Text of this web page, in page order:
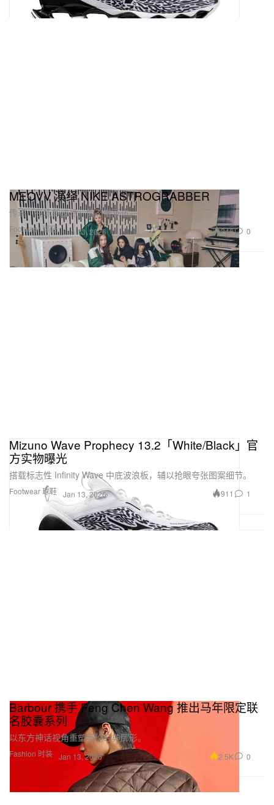
Footwear 球鞋
MEOVV 演绎 NIKE ASTROGRABBER
传递「在场即控场」的态度表达。
Jan 13, 2026 246 0
Footwear 球鞋
Mizuno Wave Prophecy 13.2「White/Black」官
方实物曝光
搭载标志性 Infinity Wave 中底波浪板，辅以抢眼夸张图案细节。
Jan 13, 2026 911 1
Fashion 时装
Barbour 携手 Feng Chen Wang 推出马年限定联
名胶囊系列
以东方神话视角重塑英伦经典廓形。
Jan 13, 2026 2.5K 0